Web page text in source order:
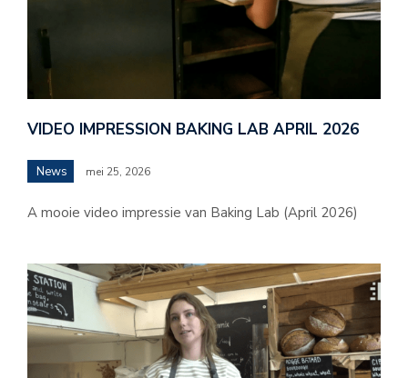
VIDEO IMPRESSION BAKING LAB APRIL 2026
News mei 25, 2026
A mooie video impressie van Baking Lab (April 2026)